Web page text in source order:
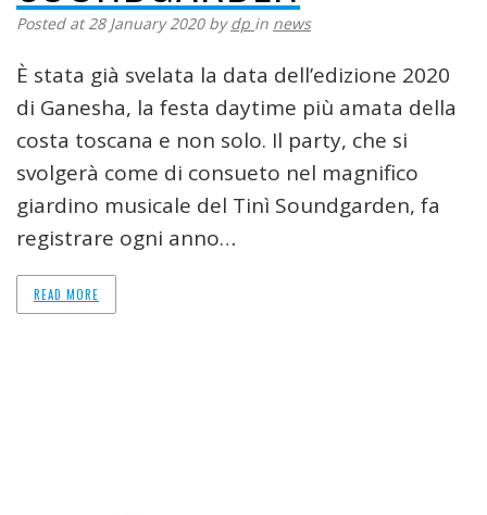
Posted at 28 January 2020 bydp in news
È stata già svelata la data dell’edizione 2020
di Ganesha, la festa daytime più amata della
costa toscana e non solo. Il party, che si
svolgerà come di consueto nel magnifico
giardino musicale del Tinì Soundgarden, fa
registrare ogni anno…
READ MORE